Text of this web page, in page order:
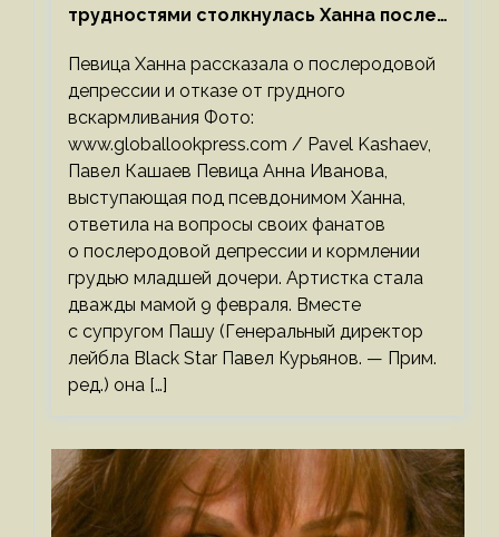
трудностями столкнулась Ханна после
Певица Ханна рассказала о послеродовой
депрессии и отказе от грудного
вскармливания Фото:
www.globallookpress.com / Pavel Kashaev,
Павел Кашаев Певица Анна Иванова,
выступающая под псевдонимом Ханна,
ответила на вопросы своих фанатов
о послеродовой депрессии и кормлении
грудью младшей дочери. Артистка стала
дважды мамой 9 февраля. Вместе
с супругом Пашу (Генеральный директор
лейбла Black Star Павел Курьянов. — Прим.
ред.) она […]